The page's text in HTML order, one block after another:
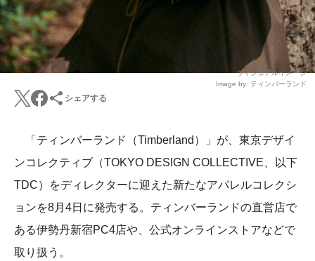
ヴィジュアルイメージ
Image by: ティンバーランド
シェアする
「ティンバーランド（Timberland）」が、東京デザイ
ンコレクティブ（TOKYO DESIGN COLLECTIVE、以下
TDC）をディレクターに迎えた新たなアパレルコレクシ
ョンを8月4日に発売する。ティンバーランドの直営店で
ある伊勢丹新宿PC4店や、公式オンラインストアなどで
取り扱う。